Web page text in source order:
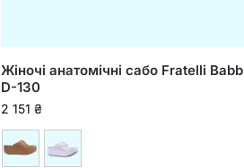
Жіночі анатомічні сабо Fratelli Babb
D-130
2 151 ₴